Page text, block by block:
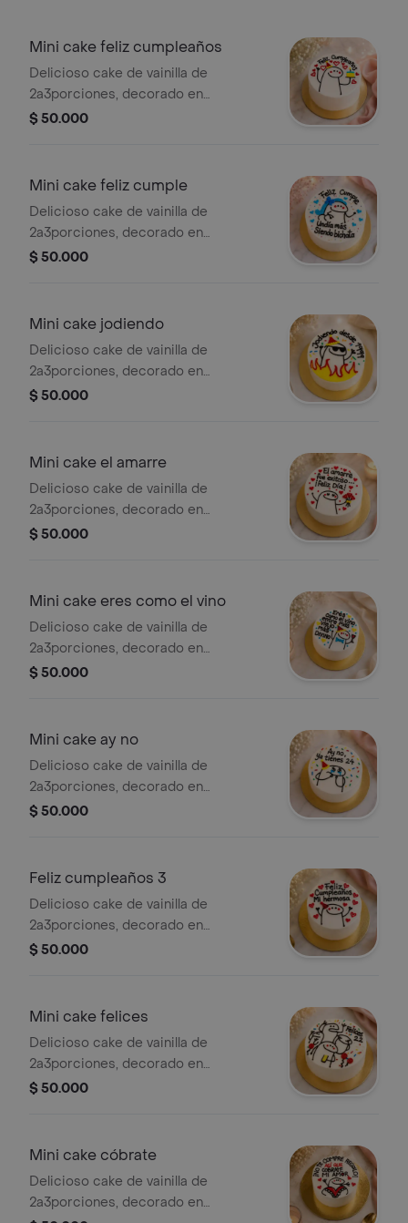
Mini cake feliz cumpleaños
Delicioso cake de vainilla de
2a3porciones, decorado en
buttercream, empaque individual con
$ 50.000
Mini cake feliz cumple
Delicioso cake de vainilla de
2a3porciones, decorado en
buttercream, empaque individual con
$ 50.000
Mini cake jodiendo
Delicioso cake de vainilla de
2a3porciones, decorado en
buttercream, empaque individual con
$ 50.000
Mini cake el amarre
Delicioso cake de vainilla de
2a3porciones, decorado en
buttercream, empaque individual con
$ 50.000
Mini cake eres como el vino
Delicioso cake de vainilla de
2a3porciones, decorado en
buttercream, empaque individual con
$ 50.000
Mini cake ay no
Delicioso cake de vainilla de
2a3porciones, decorado en
buttercream, empaque individual con
en blanco )
$ 50.000
Feliz cumpleaños 3
Delicioso cake de vainilla de
2a3porciones, decorado en
buttercream, empaque individual con
$ 50.000
Mini cake felices
Delicioso cake de vainilla de
2a3porciones, decorado en
buttercream, empaque individual con
)
$ 50.000
Mini cake cóbrate
Delicioso cake de vainilla de
2a3porciones, decorado en